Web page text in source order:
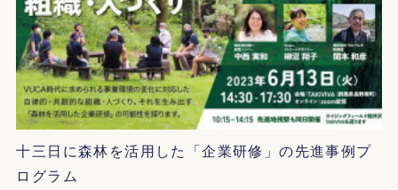
十三日に森林を活用した「企業研修」の先進事例プ
ログラム